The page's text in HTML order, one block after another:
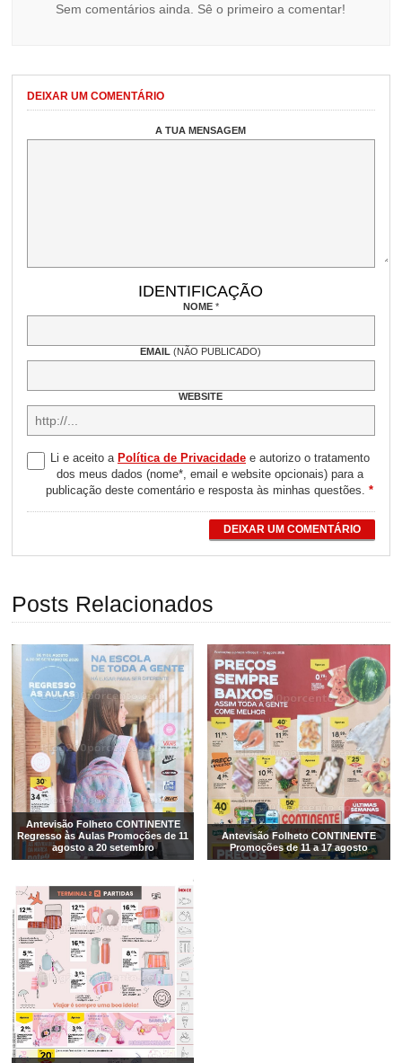
Sem comentários ainda. Sê o primeiro a comentar!
DEIXAR UM COMENTÁRIO
A TUA MENSAGEM
IDENTIFICAÇÃO
NOME *
EMAIL(NÃO PUBLICADO)
WEBSITE
Li e aceito a Política de Privacidadee autorizo o tratamento
dos meus dados (nome*, email e website opcionais) para a
publicação deste comentário e resposta às minhas questões.*
DEIXAR UM COMENTÁRIO
Posts Relacionados
Antevisão Folheto CONTINENTE
Regresso às Aulas Promoções de 11
agosto a 20 setembro
Antevisão Folheto CONTINENTE
Promoções de 11 a 17 agosto